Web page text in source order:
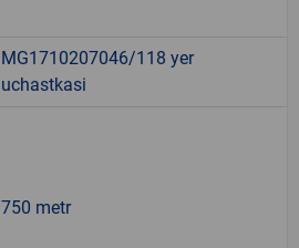
MG1710207046/118 yer
uchastkasi
750 metr